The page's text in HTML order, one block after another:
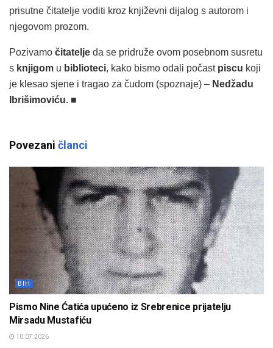
prisutne čitatelje voditi kroz književni dijalog s autorom i
njegovom prozom.
Pozivamo čitatelje da se pridruže ovom posebnom susretu
s knjigom u biblioteci, kako bismo odali počastpiscu koji
je klesao sjene i tragao za čudom (spoznaje) – Nedžadu
Ibrišimoviću. ■
Povezani članci
BIH
Pismo Nine Ćatića upućeno iz Srebrenice prijatelju
Mirsadu Mustafiću
10.07.2026